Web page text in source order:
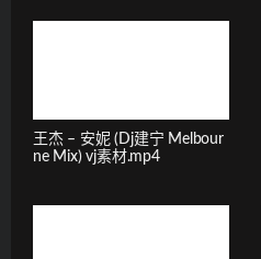
王杰 – 安妮 (Dj建宁 Melbour
ne Mix) vj素材.mp4